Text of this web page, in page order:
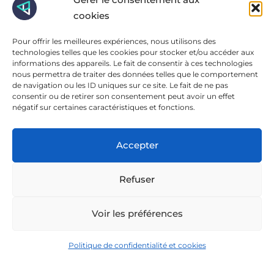
cookies
Pour offrir les meilleures expériences, nous utilisons des
technologies telles que les cookies pour stocker et/ou accéder aux
informations des appareils. Le fait de consentir à ces technologies
nous permettra de traiter des données telles que le comportement
de navigation ou les ID uniques sur ce site. Le fait de ne pas
consentir ou de retirer son consentement peut avoir un effet
négatif sur certaines caractéristiques et fonctions.
Accepter
Refuser
Voir les préférences
Politique de confidentialité et cookies